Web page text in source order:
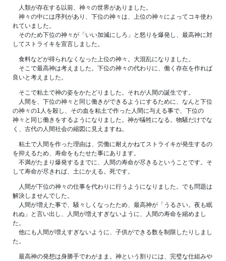
人類が存在する以前、神々の世界がありました。
神々の中には序列があり、下位の神々は、上位の神々によってコキ使わ
れていました。
そのため下位の神々が「いい加減にしろ」と怒りを爆発し、最高神に対
してストライキを宣言しました。
食料などが得られなくなった上位の神々。大混乱になりました。
そこで最高神は考えました。下位の神々の代わりに、働く存在を作れば
良いと考えました。
そこで粘土で神の姿をかたどりました。それが人間の誕生です。
人間を、下位の神々と同じ働きができるようにするために、なんと下位
の神々の1人を殺し、その血を粘土で作った人間に与える事で、下位の
神々と同じ働きをするようになりました。神が犠牲になる。物騒だけでな
く、古代の人間社会の縮図に見えますね。
粘土で人間を作った理由は、労働に耐えかねてストライキが発生するの
を抑えるため、寿命をもたせた事にあります。
不満がたまり爆発するまでに、人間の寿命が尽きるということです。そ
して寿命が尽きれば、土にかえる。死です。
人間が下位の神々の仕事を代わりに行うようになりました。でも問題は
解決しませんでした。
人間が増えた事で、騒々しくなったため、最高神が「うるさい。夜も眠
れぬ」と言い出し、人間が増えすぎないように、人間の寿命を縮めまし
た。
他にも人間が増えすぎないように、子供ができる数を制限したりしまし
た。
最高神の発想は身勝手でわがまま。神という割りには、完璧な仕組みや